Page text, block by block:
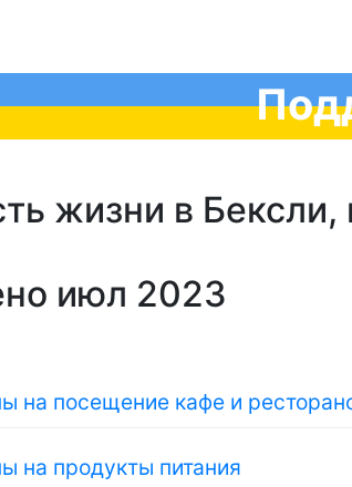
жизни в
июл 2023
на посещение кафе и
на продукты питания